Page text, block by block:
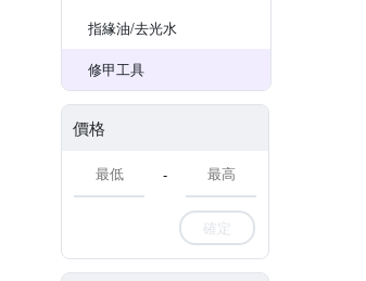
指緣油/去光水
修甲工具
價格
-
確定